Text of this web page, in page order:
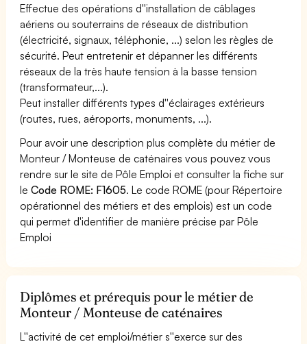
Effectue des opérations d''installation de câblages
aériens ou souterrains de réseaux de distribution
(électricité, signaux, téléphonie, ...) selon les règles de
sécurité. Peut entretenir et dépanner les différents
réseaux de la très haute tension à la basse tension
(transformateur,...).
Peut installer différents types d''éclairages extérieurs
(routes, rues, aéroports, monuments, ...).
Pour avoir une description plus complète du métier de
Monteur / Monteuse de caténaires vous pouvez vous
rendre sur le site de Pôle Emploi et consulter la fiche sur
leCode ROME: F1605. Le code ROME (pour Répertoire
opérationnel des métiers et des emplois) est un code
qui permet d'identifier de manière précise par Pôle
Emploi
Diplômes et prérequis pour le métier de
Monteur / Monteuse de caténaires
L''activité de cet emploi/métier s''exerce sur des